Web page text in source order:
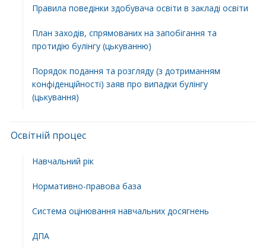
Правила поведінки здобувача освіти в закладі освіти
План заходів, спрямованих на запобігання та
протидію булінгу (цькуванню)
Порядок подання та розгляду (з дотриманням
конфіденційності) заяв про випадки булінгу
(цькування)
Освітній процес
Навчальний рік
Нормативно-правова база
Система оцінювання навчальних досягнень
ДПА